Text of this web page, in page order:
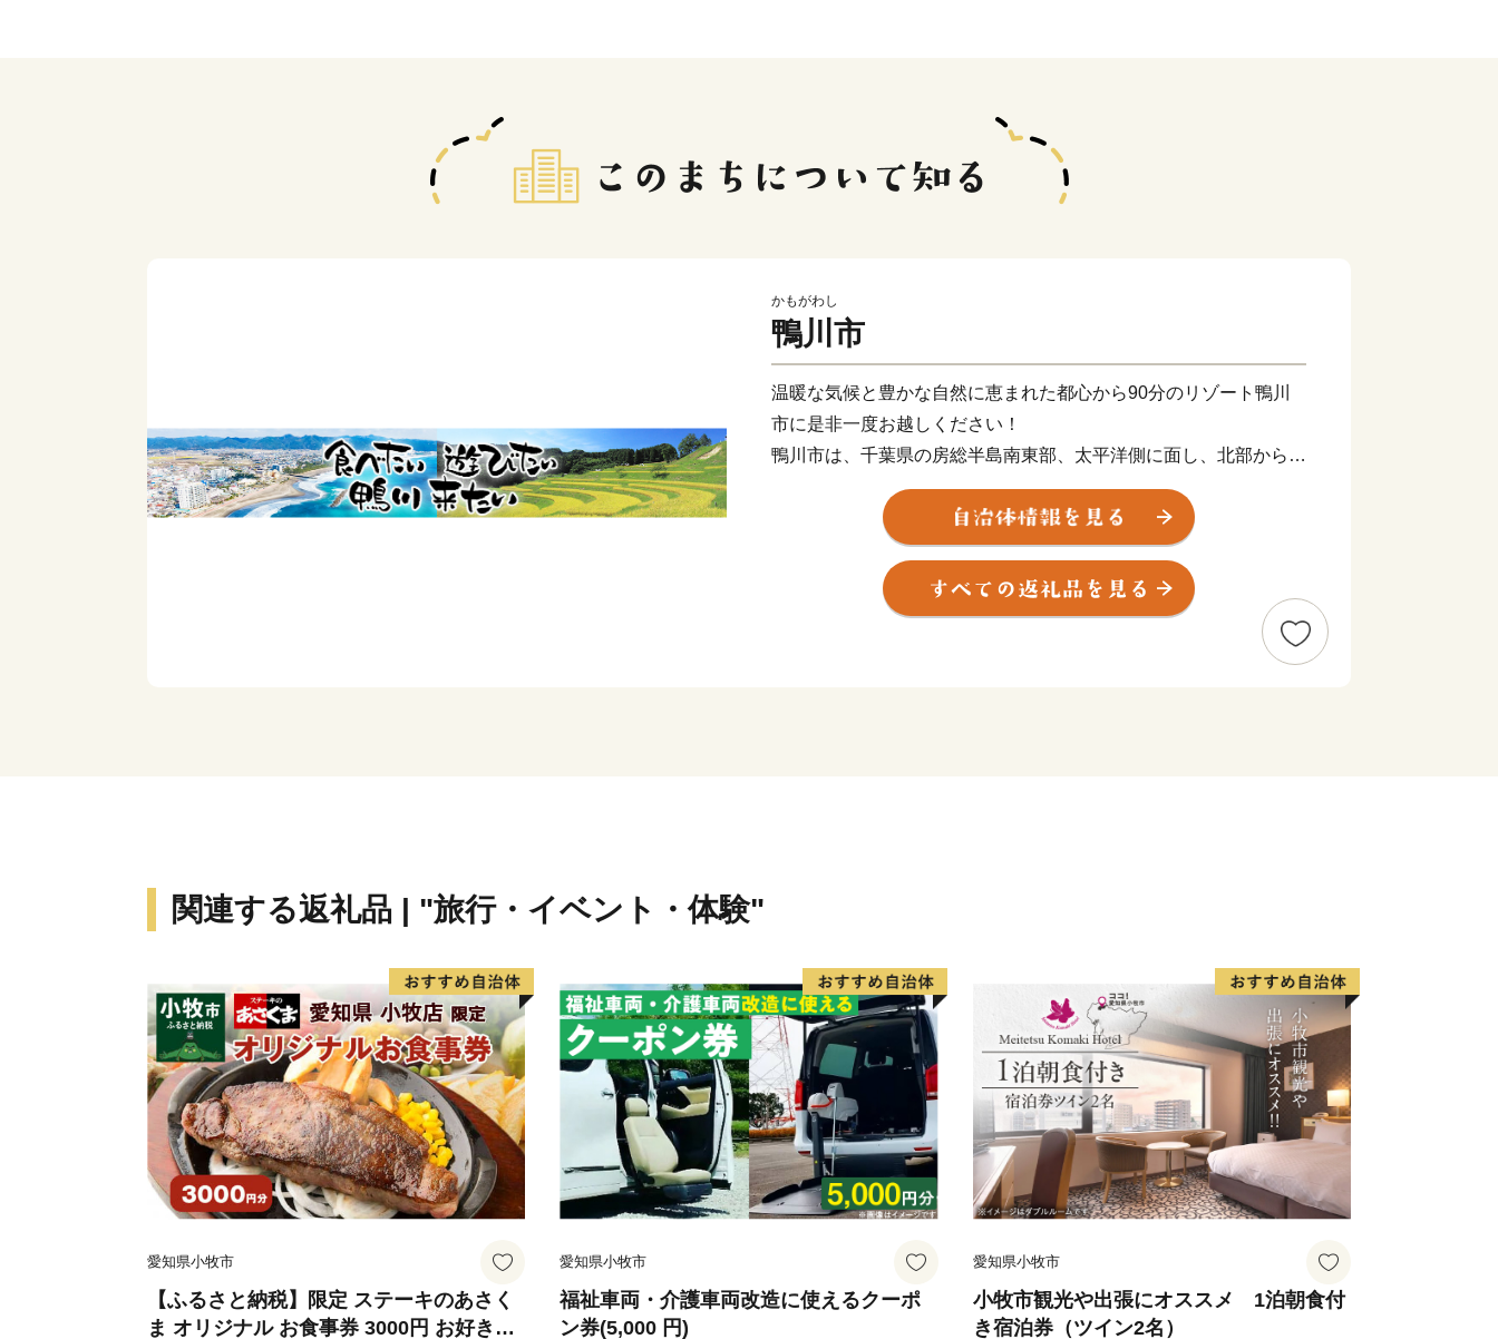
かもがわし
鴨川市
温暖な気候と豊かな自然に恵まれた都心から90分のリゾート鴨川
市に是非一度お越しください！
鴨川市は、千葉県の房総半島南東部、太平洋側に面し、北部から東
部に連なる清澄山系と、市の中央部を横断する嶺岡山系との間に、
米どころとして知られる長狭平野が開け、その平野が太平洋に面し
た地域に市街地が形成温暖な気候と豊かな自然環境、新鮮で豊富な
食材に代表される貴重な自然資源はもとより、全国レベルの集客力
を持つ観光・宿泊施設、充実した医療・福祉・スポーツ環境や特色
ある保育・教育環境など、まちづくりの基盤となる地域資源を多数
関連する返礼品 | "旅行・イベント・体験"
愛知県小牧市
【ふるさと納税】限定 ステーキのあさく
ま オリジナル お食事券 3000円 お好きな
愛知県小牧市
福祉車両・介護車両改造に使えるクーポ
ン券(5,000 円)
愛知県小牧市
小牧市観光や出張にオススメ 1泊朝食付
き宿泊券（ツイン2名）